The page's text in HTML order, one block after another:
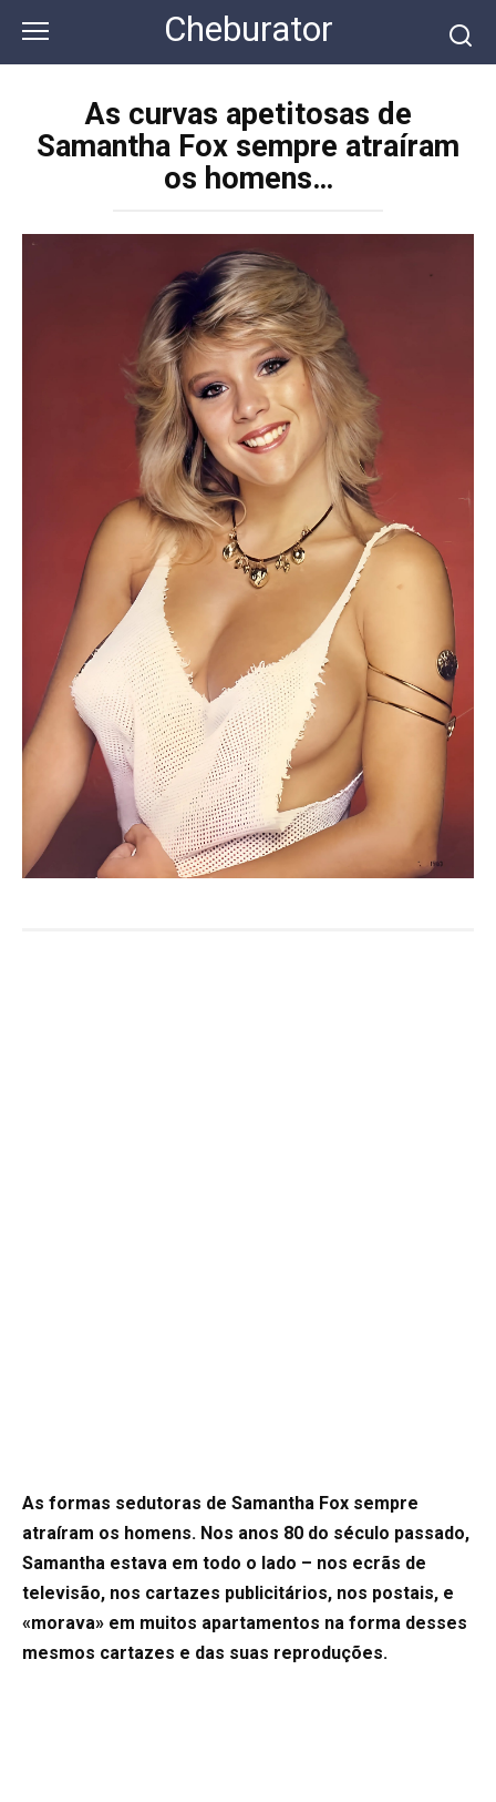
контенту
Cheburator
As curvas apetitosas de
Samantha Fox sempre atraíram
os homens…
As formas sedutoras de Samantha Fox sempre
atraíram os homens. Nos anos 80 do século passado,
Samantha estava em todo o lado – nos ecrãs de
televisão, nos cartazes publicitários, nos postais, e
«morava» em muitos apartamentos na forma desses
mesmos cartazes e das suas reproduções.